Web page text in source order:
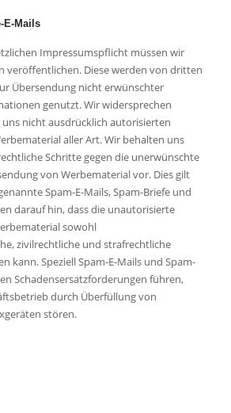
E-Mails
Impressumspflicht müssen wir
veröffentlichen. Diese werden von dritten
Übersendung nicht erwünschter
genutzt. Wir widersprechen
nicht ausdrücklich autorisierten
aller Art. Wir behalten uns
Schritte gegen die unerwünschte
von Werbematerial vor. Dies gilt
Spam-E-Mails, Spam-Briefe und
darauf hin, dass die unautorisierte
sowohl
zivilrechtliche und strafrechtliche
kann. Speziell Spam-E-Mails und Spam-
Schadensersatzforderungen führen,
durch Überfüllung von
stören.